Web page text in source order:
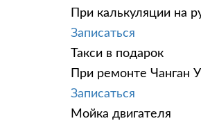
При калькуляции на
Записаться
Такси в подарок
При ремонте Чанган
Записаться
Мойка двигателя